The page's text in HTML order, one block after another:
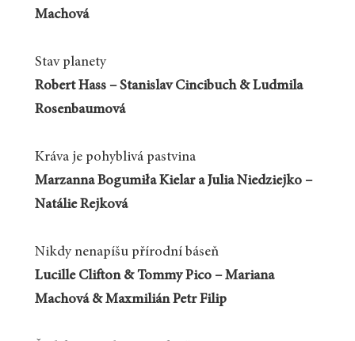
Machová
Stav planety
Robert Hass – Stanislav Cincibuch & Ludmila
Rosenbaumová
Kráva je pohyblivá pastvina
Marzanna Bogumiła Kielar a Julia Niedziejko –
Natálie Rejková
Nikdy nenapíšu přírodní báseň
Lucille Clifton & Tommy Pico – Mariana
Machová & Maxmilián Petr Filip